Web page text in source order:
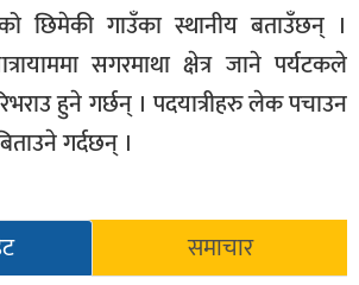
छिमेकी गाउँका स्थानीय बताउँछन् ।
सगरमाथा क्षेत्र जाने पर्यटकले
हुने गर्छन् । पदयात्रीहरु लेक पचाउन
गर्दछन् ।
समाचार